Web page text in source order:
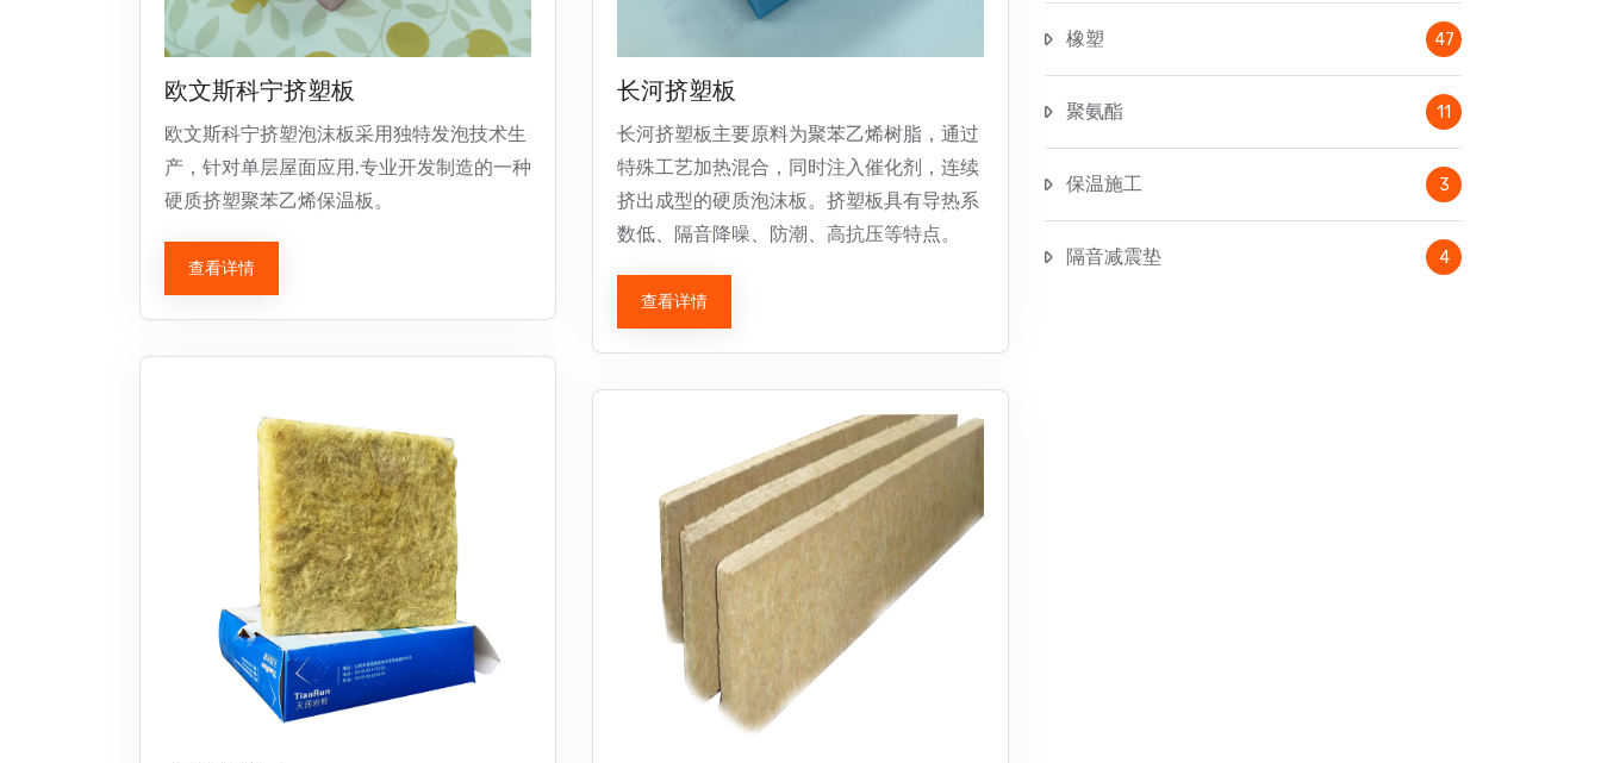
欧文斯科宁挤塑板
欧文斯科宁挤塑泡沫板采用独特发泡技术生
产，针对单层屋面应用.专业开发制造的一种
硬质挤塑聚苯乙烯保温板。
查看详情
长河挤塑板
长河挤塑板主要原料为聚苯乙烯树脂，通过
特殊工艺加热混合，同时注入催化剂，连续
挤出成型的硬质泡沫板。挤塑板具有导热系
数低、隔音降噪、防潮、高抗压等特点。
查看详情
橡塑 47
聚氨酯 11
保温施工 3
隔音减震垫 4